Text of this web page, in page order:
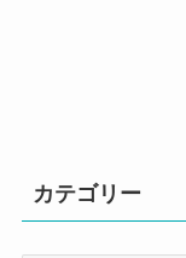
カテゴリー